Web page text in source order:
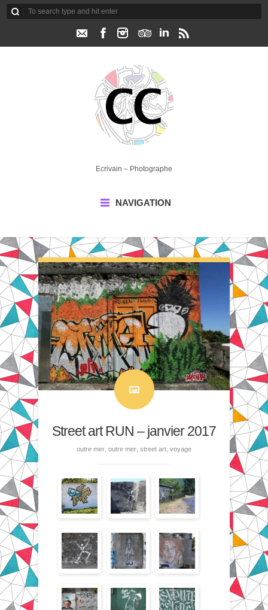
Ecrivain – Photographe
NAVIGATION
Street art RUN – janvier 2017
outre mer outre mer street art voyage